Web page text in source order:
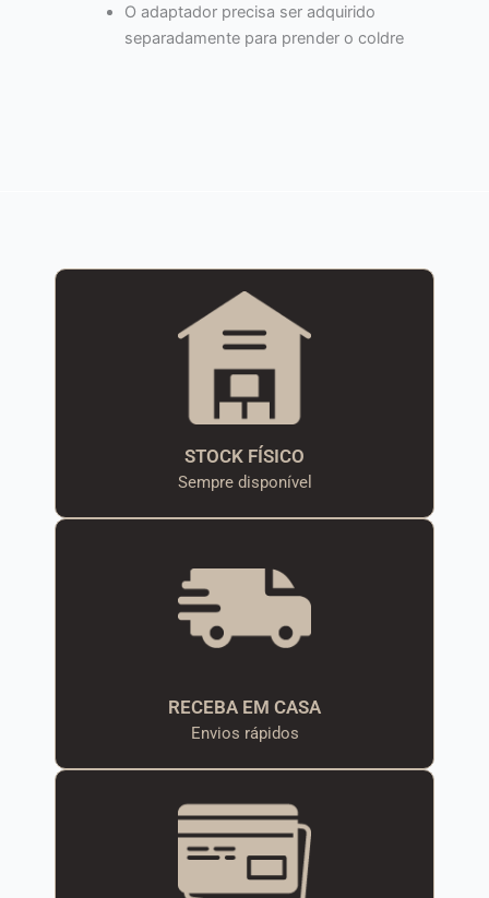
O adaptador precisa ser adquirido
separadamente para prender o coldre
STOCK FÍSICO
Sempre disponível
RECEBA EM CASA
Envios rápidos